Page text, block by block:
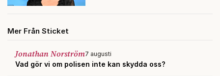
Mer Från Sticket
Jonathan Norström7 augusti
Vad gör vi om polisen inte kan skydda oss?